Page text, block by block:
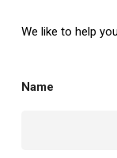
We like to help
Name